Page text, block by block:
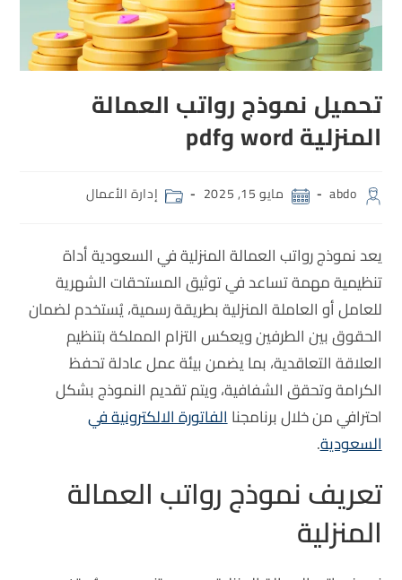
تحميل نموذج رواتب العمالة
المنزلية word وpdf
abdo مايو 15, 2025 إدارة الأعمال
يعد نموذج رواتب العمالة المنزلية في السعودية أداة
تنظيمية مهمة تساعد في توثيق المستحقات الشهرية
للعامل أو العاملة المنزلية بطريقة رسمية، يُستخدم لضمان
الحقوق بين الطرفين ويعكس التزام المملكة بتنظيم
العلاقة التعاقدية، بما يضمن بيئة عمل عادلة تحفظ
الكرامة وتحقق الشفافية، ويتم تقديم النموذج بشكل
احترافي من خلال برنامجناالفاتورة الالكترونية في
السعودية.
تعريف نموذج رواتب العمالة
المنزلية